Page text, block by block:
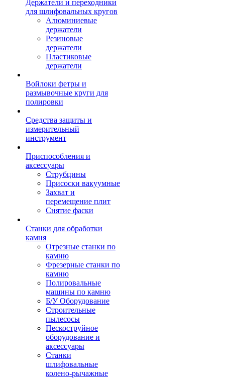
Держатели и переходники
для шлифовальных кругов
Алюминиевые
держатели
Резиновые
держатели
Пластиковые
держатели
Войлоки фетры и
размывочные круги для
полировки
Средства защиты и
измерительный
инструмент
Приспособления и
аксессуары
Струбцины
Присоски вакуумные
Захват и
перемещение плит
Снятие фаски
Станки для обработки
камня
Отрезные станки по
камню
Фрезерные станки по
камню
Полировальные
машины по камню
Б/У Оборудование
Строительные
пылесосы
Пескоструйное
оборудование и
аксессуары
Станки
шлифовальные
колено-рычажные